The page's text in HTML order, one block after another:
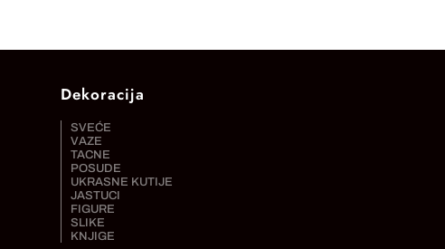
Dekoracija
SVEĆE
VAZE
TACNE
POSUDE
UKRASNE KUTIJE
JASTUCI
FIGURE
SLIKE
KNJIGE